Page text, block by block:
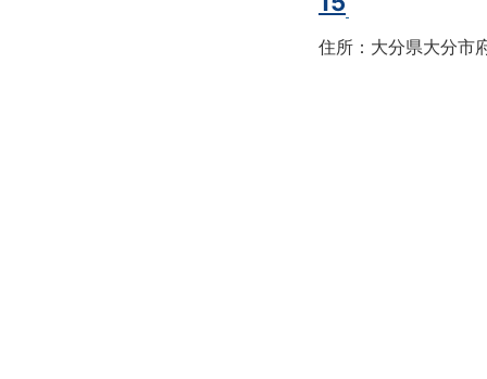
住所：大分県大分市